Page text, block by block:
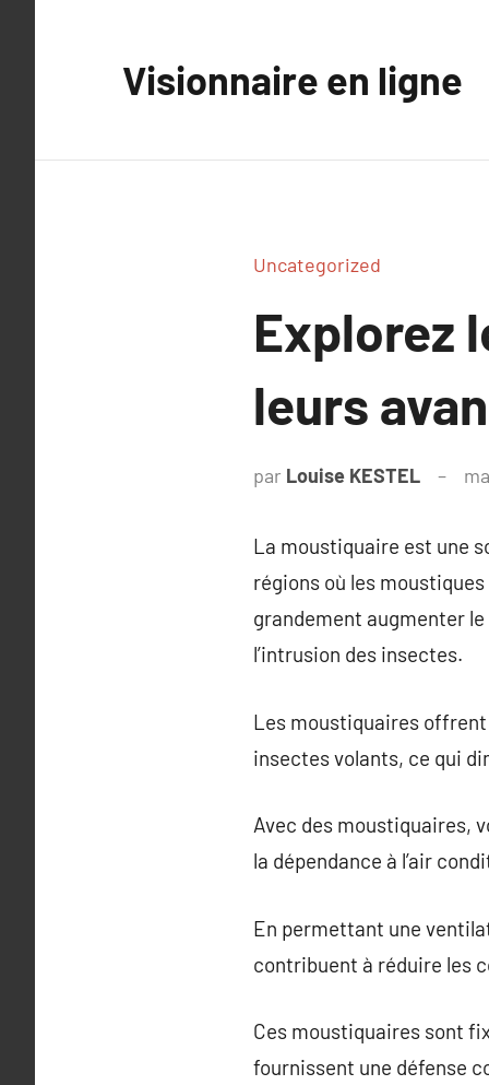
Visionnaire en ligne
Uncategorized
Explorez
leurs
par Louise KESTEL
La moustiquaire est une
régions où les
grandement augmenter
l’intrusion des insectes.
Les moustiquaires offrent
insectes volants, ce qui
Avec des moustiquaires,
la dépendance à l’air
En permettant une
contribuent à réduire les
Ces moustiquaires sont
fournissent une défense